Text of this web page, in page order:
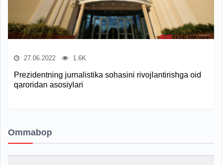
27.06.2022 1.6K
Prezidentning jurnalistika sohasini rivojlantirishga oid
qaroridan asosiylari
Ommabop